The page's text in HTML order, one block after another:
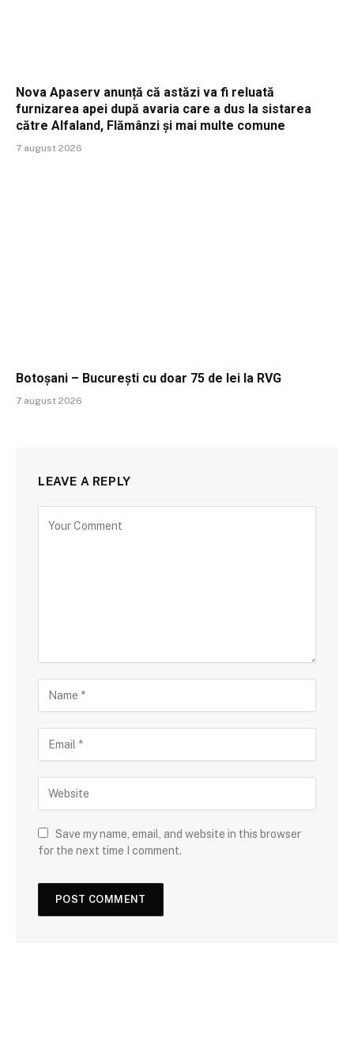
Nova Apaserv anunță că astăzi va fi reluată
furnizarea apei după avaria care a dus la sistarea
către Alfaland, Flămânzi și mai multe comune
7 august 2026
Botoșani – București cu doar 75 de lei la RVG
7 august 2026
LEAVE A REPLY
Save my name, email, and website in this browser
for the next time I comment.